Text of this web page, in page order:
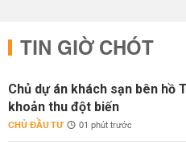
TIN GIỜ CHÓT
Chủ dự án khách sạn bên hồ
khoản thu đột biến
CHỦ ĐẦU TƯ 01 phút trước